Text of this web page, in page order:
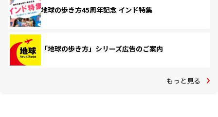
地球の歩き方45周年記念 インド特集
「地球の歩き方」シリーズ広告のご案内
もっと見る